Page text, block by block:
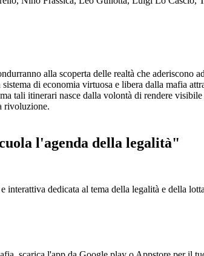
alla scoperta delle realtà che
di economia virtuosa e libera dalla mafia
tali itinerari nasce dalla volontà di rendere
rivoluzione.
l'agenda della legalità"
interattiva dedicata al tema della legalità e della